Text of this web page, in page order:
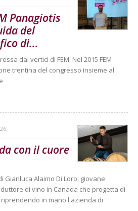
Panagiotis
del
di...
dai vertici di FEM. Nel 2015 FEM
trentina del congresso insieme al
con il cuore
Gianluca Alaimo Di Loro, giovane
di vino in Canada che progetta di
in mano l'azienda di